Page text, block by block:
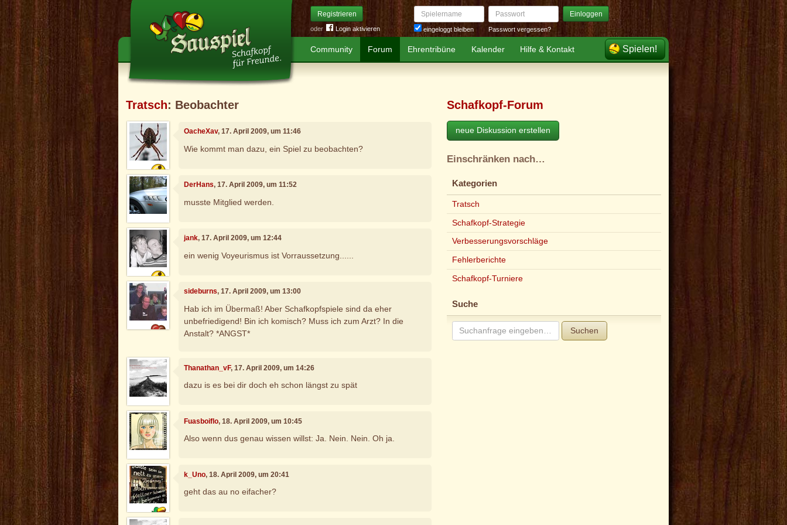
Registrieren
oder Login aktivieren
Spielername
eingeloggt bleiben
Passwort Einloggen
Passwort vergessen?
Community Forum Ehrentribüne Kalender Hilfe & Kontakt Spielen!
Tratsch: Beobachter
OacheXav, 17. April 2009, um 11:46
Wie kommt man dazu, ein Spiel zu beobachten?
DerHans, 17. April 2009, um 11:52
musste Mitglied werden.
jank, 17. April 2009, um 12:44
ein wenig Voyeurismus ist Vorraussetzung......
sideburns, 17. April 2009, um 13:00
Hab ich im Übermaß! Aber Schafkopfspiele sind da eher
unbefriedigend! Bin ich komisch? Muss ich zum Arzt? In die
Anstalt? *ANGST*
Thanathan_vF, 17. April 2009, um 14:26
dazu is es bei dir doch eh schon längst zu spät
Fuasboiflo, 18. April 2009, um 10:45
Also wenn dus genau wissen willst: Ja. Nein. Nein. Oh ja.
k_Uno, 18. April 2009, um 20:41
geht das au no eifacher?
Schafkopf-Forum
neue Diskussion erstellen
Einschränken nach…
Kategorien
Tratsch
Schafkopf-Strategie
Verbesserungsvorschläge
Fehlerberichte
Schafkopf-Turniere
Suche
Suchen